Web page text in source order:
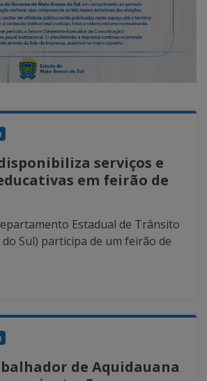
serviços e
em feirão de
Estadual de Trânsito
Sul) participa de um feirão de
de Aquidauana